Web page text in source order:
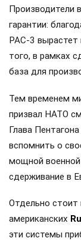
Производители
гарантии:
PAC-3
того, в рамках
база для
Тем временем
призвал НАТО
Глава
вспомнить о
мощной военной
сдерживание в
Отдельно стоит
американских
эти системы